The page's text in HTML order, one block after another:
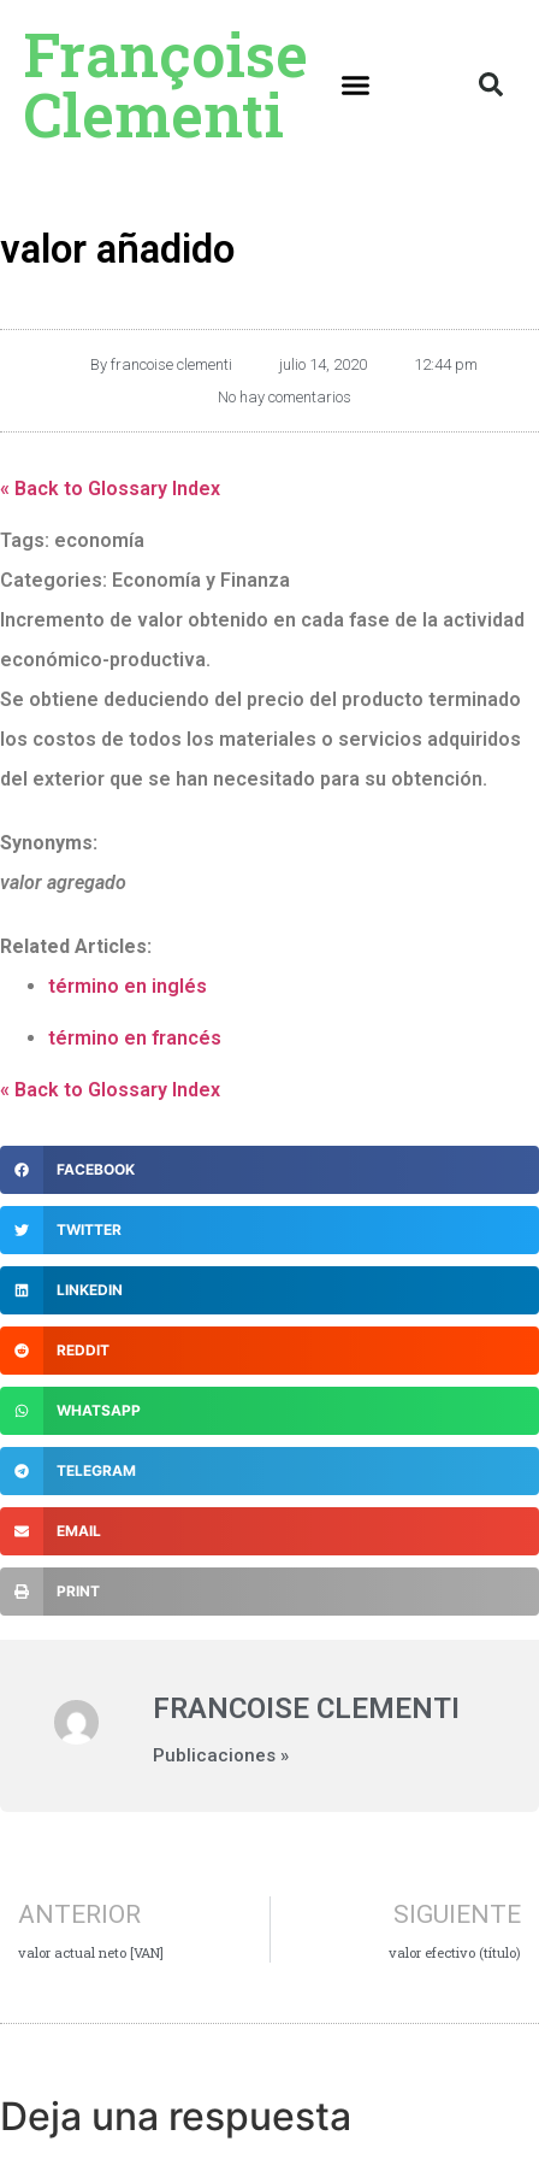
Françoise
Clementi
valor añadido
By francoise clementi julio 14, 2020
12:44 pm
No hay comentarios
« Back to Glossary Index
Tags: economía
Categories: Economía y Finanza
Incremento de valor obtenido en cada fase de la actividad
económico-productiva.
Se obtiene deduciendo del precio del producto terminado
los costos de todos los materiales o servicios adquiridos
del exterior que se han necesitado para su obtención.
Synonyms:
valor agregado
Related Articles:
término en inglés
término en francés
« Back to Glossary Index
FACEBOOK
TWITTER
LINKEDIN
REDDIT
WHATSAPP
TELEGRAM
EMAIL
PRINT
FRANCOISE CLEMENTI
Publicaciones »
ANTERIOR
valor actual neto [VAN]
SIGUIENTE
valor efectivo (título)
Deja una respuesta